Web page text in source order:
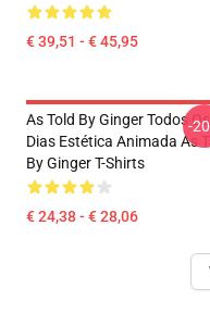
€ 39,51 - € 45,95
As Told By Ginger Todos Os
Dias Estética Animada As
By Ginger T-Shirts
€ 24,38 - € 28,06
-